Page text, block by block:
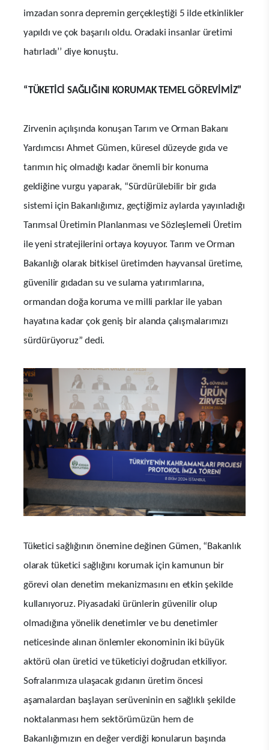
imzadan sonra depremin gerçekleştiği 5 ilde etkinlikler
yapıldı ve çok başarılı oldu. Oradaki insanlar üretimi
hatırladı’’ diye konuştu.
“TÜKETİCİ SAĞLIĞINI KORUMAK TEMEL GÖREVİMİZ”
Zirvenin açılışında konuşan Tarım ve Orman Bakanı
Yardımcısı Ahmet Gümen, küresel düzeyde gıda ve
tarımın hiç olmadığı kadar önemli bir konuma
geldiğine vurgu yaparak, “Sürdürülebilir bir gıda
sistemi için Bakanlığımız, geçtiğimiz aylarda yayınladığı
Tarımsal Üretimin Planlanması ve Sözleşlemeli Üretim
ile yeni stratejilerini ortaya koyuyor. Tarım ve Orman
Bakanlığı olarak bitkisel üretimden hayvansal üretime,
güvenilir gıdadan su ve sulama yatırımlarına,
ormandan doğa koruma ve milli parklar ile yaban
hayatına kadar çok geniş bir alanda çalışmalarımızı
sürdürüyoruz” dedi.
Tüketici sağlığının önemine değinen Gümen, “Bakanlık
olarak tüketici sağlığını korumak için kamunun bir
görevi olan denetim mekanizmasını en etkin şekilde
kullanıyoruz. Piyasadaki ürünlerin güvenilir olup
olmadığına yönelik denetimler ve bu denetimler
neticesinde alınan önlemler ekonominin iki büyük
aktörü olan üretici ve tüketiciyi doğrudan etkiliyor.
Sofralarımıza ulaşacak gıdanın üretim öncesi
aşamalardan başlayan serüveninin en sağlıklı şekilde
noktalanması hem sektörümüzün hem de
Bakanlığımızın en değer verdiği konularun başında